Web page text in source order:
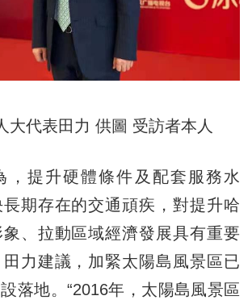
大代表田力 供圖 受訪者本人
提升硬體條件及配套服務水
期存在的交通頑疾，對提升哈
、拉動區域經濟發展具有重要
力建議，加緊太陽島風景區已
落地。“2016年，太陽島風景區